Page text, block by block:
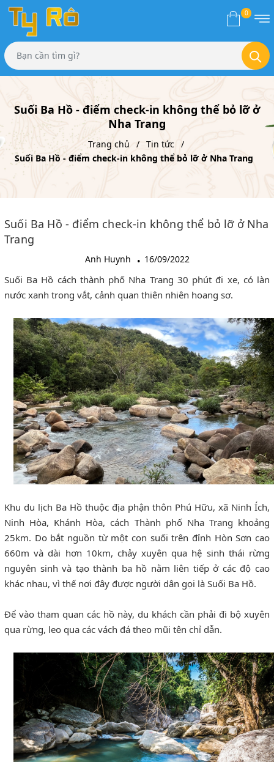
0
Suối Ba Hồ - điểm check-in không thể bỏ lỡ ở
Nha Trang
Trang chủ
Tin tức
Suối Ba Hồ - điểm check-in không thể bỏ lỡ ở Nha Trang
Suối Ba Hồ - điểm check-in không thể bỏ lỡ ở Nha
Trang
Anh Huynh 16/09/2022
Suối Ba Hồ cách thành phố Nha Trang 30 phút đi xe, có làn
nước xanh trong vắt, cảnh quan thiên nhiên hoang sơ.
Khu du lịch Ba Hồ thuộc địa phận thôn Phú Hữu, xã Ninh Ích,
Ninh Hòa, Khánh Hòa, cách Thành phố Nha Trang khoảng
25km. Do bắt nguồn từ một con suối trên đỉnh Hòn Sơn cao
660m và dài hơn 10km, chảy xuyên qua hệ sinh thái rừng
nguyên sinh và tạo thành ba hồ nằm liên tiếp ở các độ cao
khác nhau, vì thế nơi đây được người dân gọi là Suối Ba Hồ.
Để vào tham quan các hồ này, du khách cần phải đi bộ xuyên
qua rừng, leo qua các vách đá theo mũi tên chỉ dẫn.